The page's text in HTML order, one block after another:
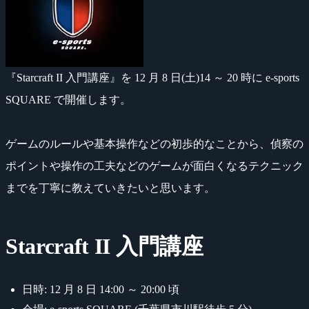
『Starcraft II 入門講座』を 12 月 8 日(土)14 ～ 20 時に e-sports
SQUARE で開催します。
ゲームのルールや基本操作などの初歩的なことから、偵察の
ポイントや操作の工夫などのゲームが面白くなるテクニック
までを丁寧に教えていきたいと思います。
Starcraft II 入門講座
日時: 12 月 8 日 14:00 ～ 20:00 頃